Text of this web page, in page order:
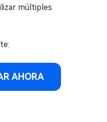
múltiples
AHORA